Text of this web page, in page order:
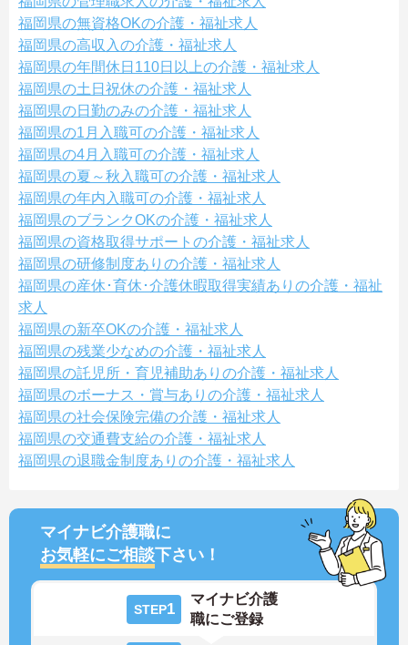
福岡県の無資格OKの介護・福祉求人
福岡県の高収入の介護・福祉求人
福岡県の年間休日110日以上の介護・福祉求人
福岡県の土日祝休の介護・福祉求人
福岡県の日勤のみの介護・福祉求人
福岡県の1月入職可の介護・福祉求人
福岡県の4月入職可の介護・福祉求人
福岡県の夏～秋入職可の介護・福祉求人
福岡県の年内入職可の介護・福祉求人
福岡県のブランクOKの介護・福祉求人
福岡県の資格取得サポートの介護・福祉求人
福岡県の研修制度ありの介護・福祉求人
福岡県の産休･育休･介護休暇取得実績ありの介護・福祉
求人
福岡県の新卒OKの介護・福祉求人
福岡県の残業少なめの介護・福祉求人
福岡県の託児所・育児補助ありの介護・福祉求人
福岡県のボーナス・賞与ありの介護・福祉求人
福岡県の社会保険完備の介護・福祉求人
福岡県の交通費支給の介護・福祉求人
福岡県の退職金制度ありの介護・福祉求人
マイナビ介護職に
お気軽にご相談下さい！
STEP1
マイナビ介護
職にご登録